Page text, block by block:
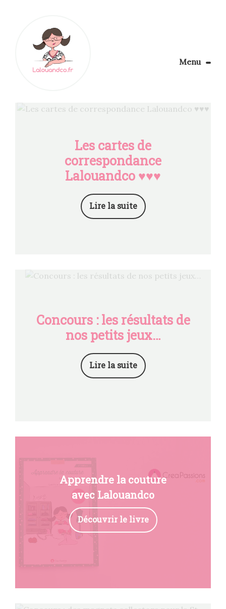
Menu
Apprendre la couture
Les cartes de
correspondance
Lalouandco ♥♥♥
Lire la suite
Concours : les résultats de
nos petits jeux…
Lire la suite
Apprendre la couture
avec Lalouandco
Découvrir le livre